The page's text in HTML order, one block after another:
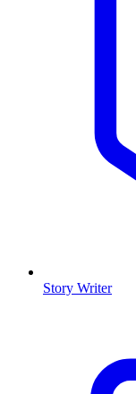
Story Writer